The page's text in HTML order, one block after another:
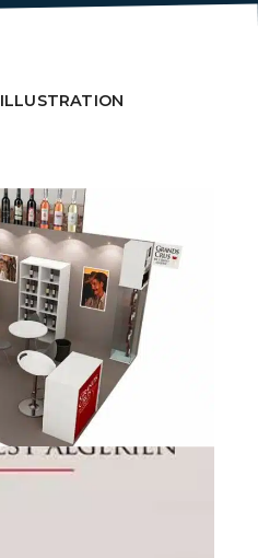
ILLUSTRATION